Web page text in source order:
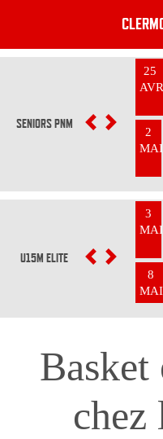
SENIORS PNM PREVIOUS
NEXT
25
AVR
2
MAI
U15M ELITE NEXT
3
MAI
8
MAI
chez